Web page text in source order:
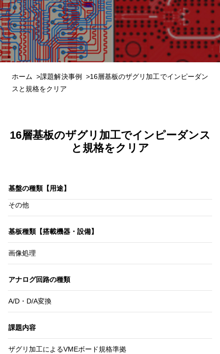
ホーム 課題解決事例
16層基板のザグリ加工でインピーダン
スと規格をクリア
16層基板のザグリ加工でインピーダンス
と規格をクリア
基盤の種類【用途】
その他
基板種類【搭載機器・設備】
画像処理
アナログ回路の種類
A/D・D/A変換
課題内容
ザグリ加工によるVMEボード規格準拠